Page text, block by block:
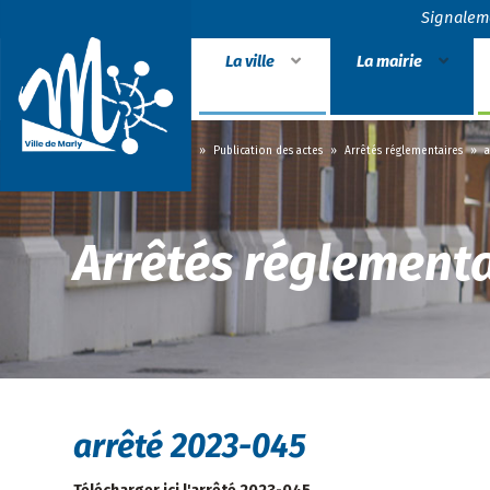
La ville La mairie
Accueil » » Publication des actes » Arrêtés réglementaires »
Arrêtés
arrêté 2023-045